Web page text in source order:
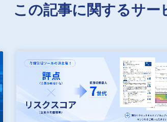
この記事に関するサー